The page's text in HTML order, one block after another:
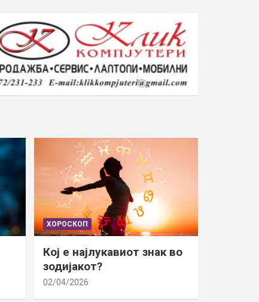
ХОРОСКОП
Кој е најлукавиот знак во
зодијакот?
02/04/2026